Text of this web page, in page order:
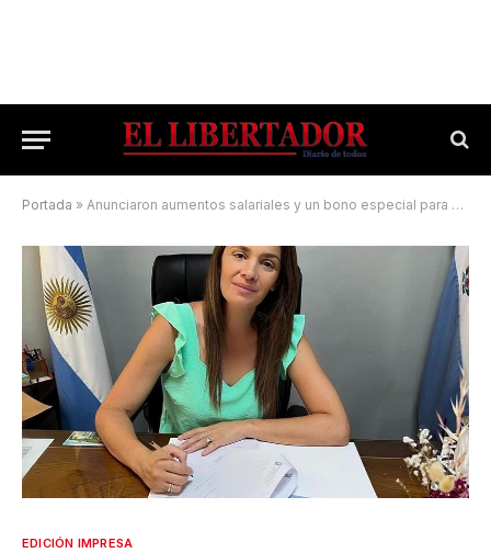
Portada » Anunciaron aumentos salariales y un bono especial para municipales
EDICIÓN IMPRESA